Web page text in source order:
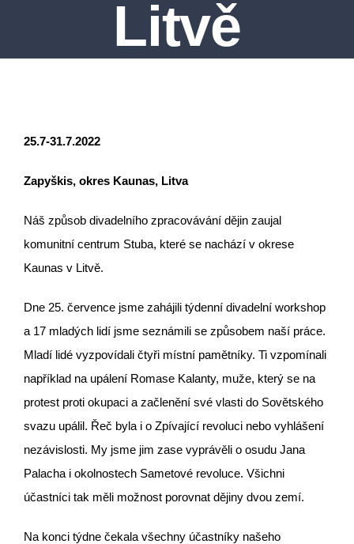
Litvě
25.7-31.7.2022
Zapyškis, okres Kaunas, Litva
Náš způsob divadelního zpracovávání dějin zaujal
komunitní centrum Stuba, které se nachází v okrese
Kaunas v Litvě.
Dne 25. července jsme zahájili týdenní divadelní workshop
a 17 mladých lidí jsme seznámili se způsobem naší práce.
Mladí lidé vyzpovídali čtyři místní pamětníky. Ti vzpomínali
například na upálení Romase Kalanty, muže, který se na
protest proti okupaci a začlenění své vlasti do Sovětského
svazu upálil. Řeč byla i o Zpívající revoluci nebo vyhlášení
nezávislosti. My jsme jim zase vyprávěli o osudu Jana
Palacha i okolnostech Sametové revoluce. Všichni
účastníci tak měli možnost porovnat dějiny dvou zemí.
Na konci týdne čekala všechny účastníky našeho